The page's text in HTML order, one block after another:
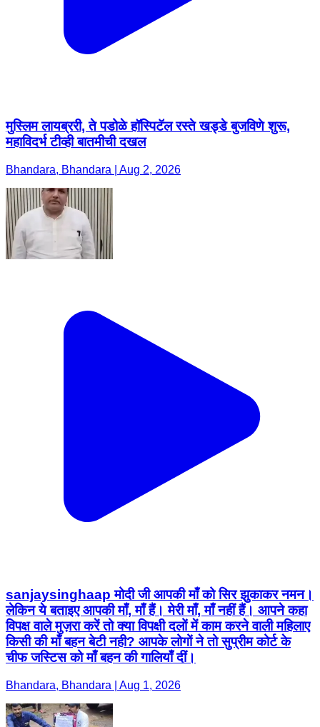
मुस्लिम लायब्ररी, ते पडोळे हॉस्पिटॅल रस्ते खड्डे बुजविणे शुरू,
महाविदर्भ टीव्ही बातमीची दखल
Bhandara, Bhandara | Aug 2, 2026
sanjaysinghaap मोदी जी आपकी माँ को सिर झुकाकर नमन।
लेकिन ये बताइए आपकी माँ, माँ हैं। मेरी माँ, माँ नहीं हैं। आपने कहा
विपक्ष वाले मुज़रा करें तो क्या विपक्षी दलों में काम करने वाली महिलाए
किसी की माँ बहन बेटी नही? आपके लोगों ने तो सुप्रीम कोर्ट के
चीफ जस्टिस को माँ बहन की गालियाँ दीं।
Bhandara, Bhandara | Aug 1, 2026